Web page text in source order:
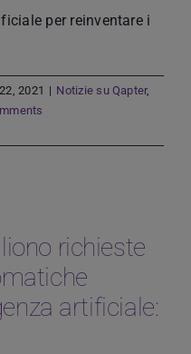
per reinventare i
2021 | Notizie su Qapter,
richieste
artificiale: